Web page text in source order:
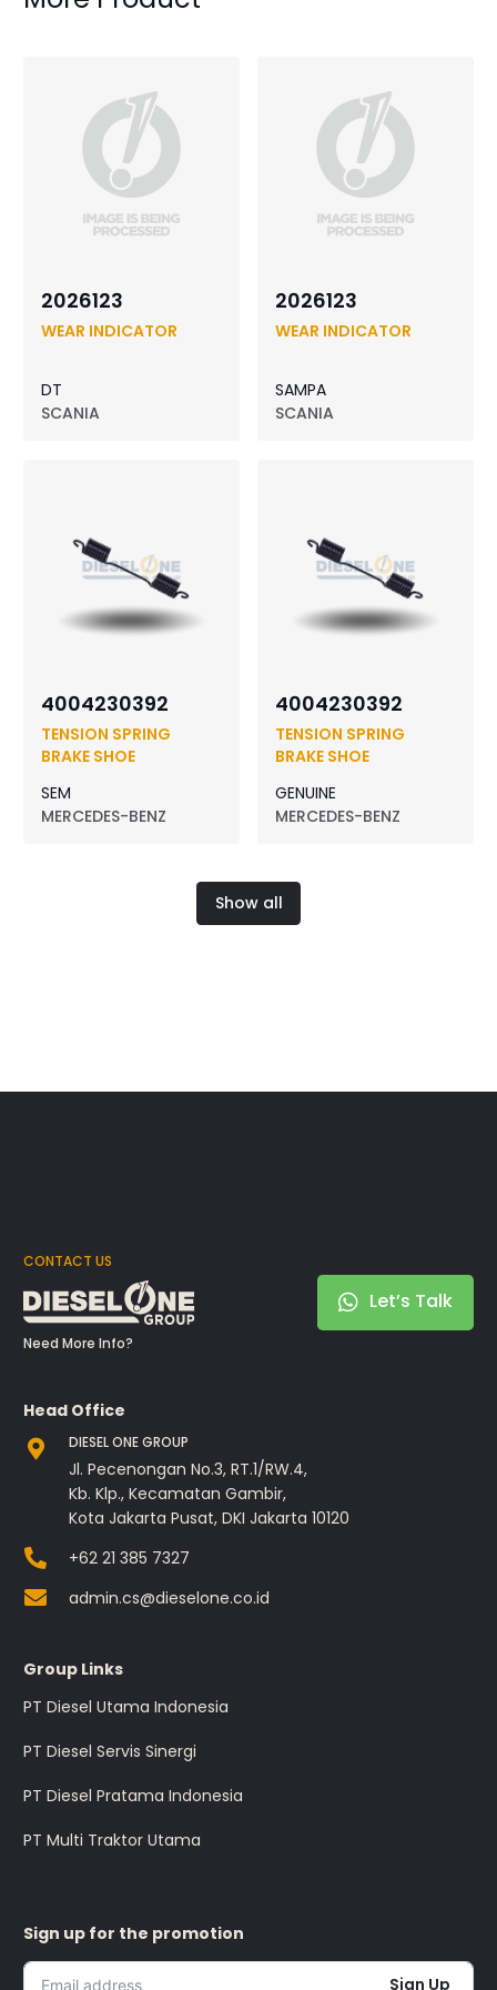
2026123
WEAR INDICATOR
DT
SCANIA
2026123
WEAR INDICATOR
SAMPA
SCANIA
4004230392
TENSION SPRING
BRAKE SHOE
SEM
MERCEDES-BENZ
4004230392
TENSION SPRING
BRAKE SHOE
GENUINE
MERCEDES-BENZ
Show all
CONTACT US
Need More Info?
Let’s Talk
Head Office
DIESEL ONE GROUP
Jl. Pecenongan No.3, RT.1/RW.4,
Kb. Klp., Kecamatan Gambir,
Kota Jakarta Pusat, DKI Jakarta 10120
+62 21 385 7327
admin.cs@dieselone.co.id
Group Links
PT Diesel Utama Indonesia
PT Diesel Servis Sinergi
PT Diesel Pratama Indonesia
PT Multi Traktor Utama
Sign up for the promotion
Sign Up